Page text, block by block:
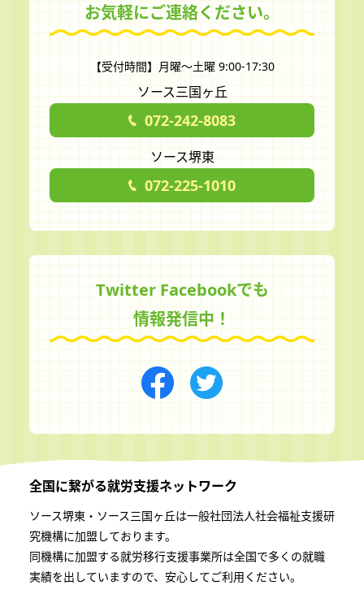
お気軽にご連絡ください。
【受付時間】月曜～土曜 9:00-17:30
ソース三国ヶ丘
072-242-8083
ソース堺東
072-225-1010
Twitter Facebookでも
情報発信中！
全国に繋がる就労支援ネットワーク
ソース堺東・ソース三国ヶ丘は一般社団法⼈社会福祉⽀援研
究機構に加盟しております。
同機構に加盟する就労移⾏⽀援事業所は全国で多くの就職
実績を出していますので、安⼼してご利⽤ください。